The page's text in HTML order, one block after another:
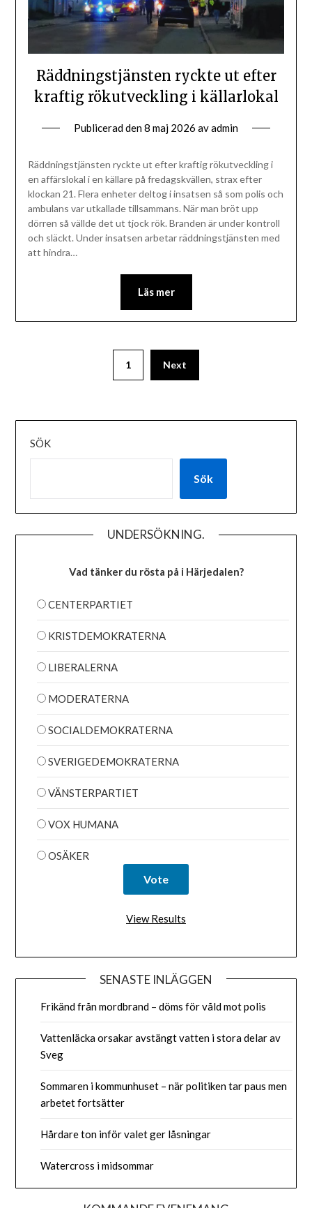
Räddningstjänsten ryckte ut efter
kraftig rökutveckling i källarlokal
Publicerad den8 maj 2026 avadmin
Räddningstjänsten ryckte ut efter kraftig rökutveckling i
en affärslokal i en källare på fredagskvällen, strax efter
klockan 21. Flera enheter deltog i insatsen så som polis och
ambulans var utkallade tillsammans. När man bröt upp
dörren så vällde det ut tjock rök. Branden är under kontroll
och släckt. Under insatsen arbetar räddningstjänsten med
att hindra…
Läs mer
1 Next
SÖK
Sök
UNDERSÖKNING.
Vad tänker du rösta på i Härjedalen?
CENTERPARTIET
KRISTDEMOKRATERNA
LIBERALERNA
MODERATERNA
SOCIALDEMOKRATERNA
SVERIGEDEMOKRATERNA
VÄNSTERPARTIET
VOX HUMANA
OSÄKER
View Results
SENASTE INLÄGGEN
Frikänd från mordbrand – döms för våld mot polis
Vattenläcka orsakar avstängt vatten i stora delar av
Sveg
Sommaren i kommunhuset – när politiken tar paus men
arbetet fortsätter
Hårdare ton inför valet ger låsningar
Watercross i midsommar